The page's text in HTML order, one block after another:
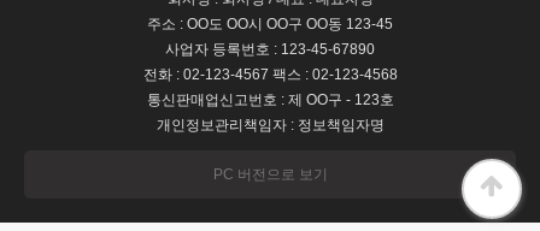
주소 : OO도 OO시 OO구 OO동 123-45
사업자 등록번호 : 123-45-67890
전화 : 02-123-4567 팩스 : 02-123-4568
통신판매업신고번호 : 제 OO구 - 123호
개인정보관리책임자 : 정보책임자명
PC 버전으로 보기